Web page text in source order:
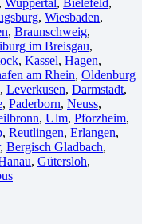
, Wiesbaden⁠,
, Braunschweig,
im Breisgau⁠,
, Kassel⁠, Hagen,
am Rhein⁠, Oldenburg
, Leverkusen, Darmstadt⁠,
, Paderborn, Neuss,
, Ulm⁠, Pforzheim,
, Reutlingen, Erlangen⁠,
, Bergisch Gladbach,
, Gütersloh,